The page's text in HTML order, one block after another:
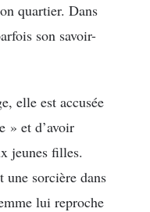
quartier. Dans
son savoir-
elle est accusée
» et d’avoir
jeunes filles.
une sorcière dans
lui reproche